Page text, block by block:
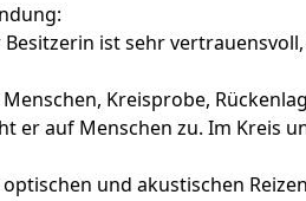
Besitzerin ist sehr
Kreisprobe,
er auf Menschen zu. Im Kreis
und akustischen